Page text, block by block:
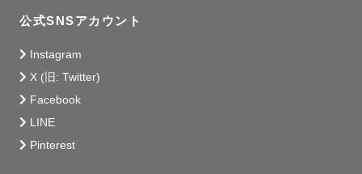
Q. 雨天の場合は？
A. 日程変更&キャンセル無料です。
撮影前日までにご連絡をお願いします。
公式SNSアカウント
Instagram
X (旧: Twitter)
Facebook
LINE
Pinterest